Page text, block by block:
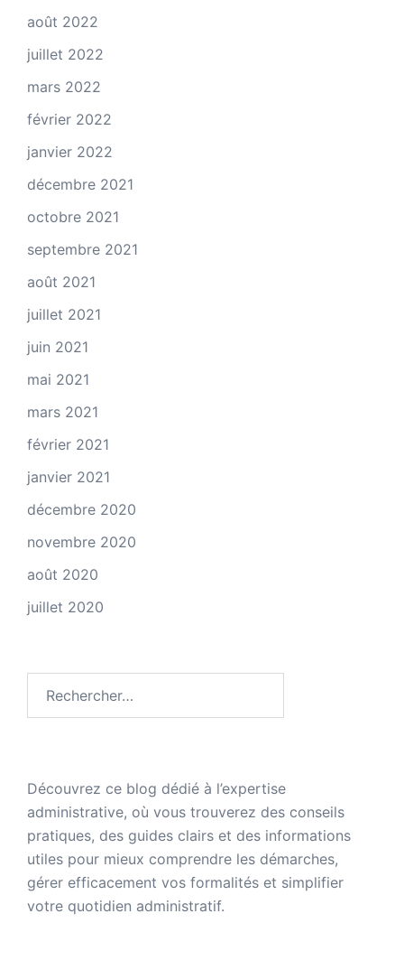
août 2022
juillet 2022
mars 2022
février 2022
janvier 2022
décembre 2021
octobre 2021
septembre 2021
août 2021
juillet 2021
juin 2021
mai 2021
mars 2021
février 2021
janvier 2021
décembre 2020
novembre 2020
août 2020
juillet 2020
Découvrez ce blog dédié à l’expertise
administrative, où vous trouverez des conseils
pratiques, des guides clairs et des informations
utiles pour mieux comprendre les démarches,
gérer efficacement vos formalités et simplifier
votre quotidien administratif.